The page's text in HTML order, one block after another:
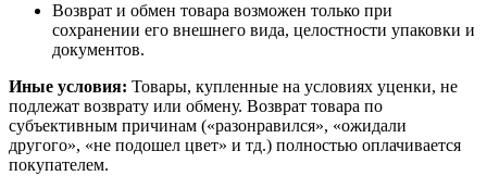
Возврат и обмен товара возможен только при
сохранении его внешнего вида, целостности упаковки и
документов.
Иные условия: Товары, купленные на условиях уценки, не
подлежат возврату или обмену. Возврат товара по
субъективным причинам («разонравился», «ожидали
другого», «не подошел цвет» и тд.) полностью оплачивается
покупателем.